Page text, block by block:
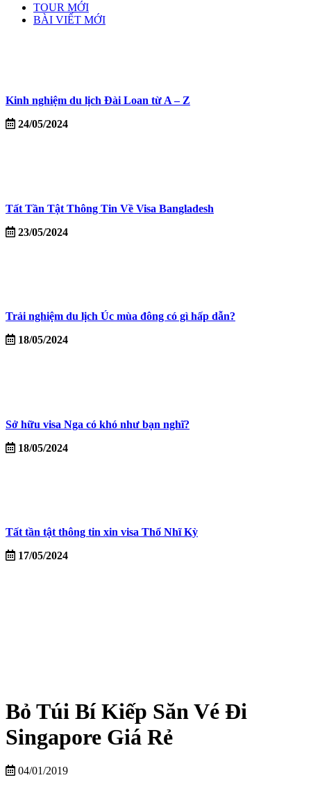
TOUR MỚI
BÀI VIẾT MỚI
Kinh nghiệm du lịch Đài Loan từ A – Z
24/05/2024
Tất Tần Tật Thông Tin Về Visa Bangladesh
23/05/2024
Trải nghiệm du lịch Úc mùa đông có gì hấp dẫn?
18/05/2024
Sở hữu visa Nga có khó như bạn nghĩ?
18/05/2024
Tất tần tật thông tin xin visa Thổ Nhĩ Kỳ
17/05/2024
Bỏ Túi Bí Kiếp Săn Vé Đi
Singapore Giá Rẻ
04/01/2019